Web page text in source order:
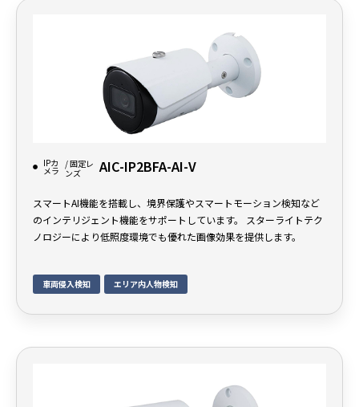
IPカ
メラ
/ 固定レ
ンズ
AIC-IP2BFA-AI-V
スマートAI機能を搭載し、境界保護やスマートモーション検知など
のインテリジェント機能をサポートしています。 スターライトテク
ノロジーにより低照度環境でも優れた画像効果を提供します。
車両侵入検知 エリア内人物検知